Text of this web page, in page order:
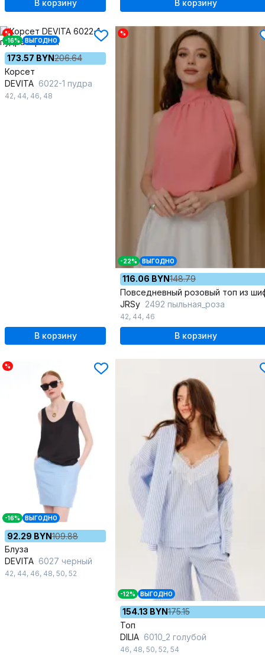
В корзину В корзину
%
-16%
ВЫГОДНО
173.57 BYN206.64
Корсет
DEVITA 6022-1 пудра
42, 44, 46, 48
В корзину
%
-22% ВЫГОДНО
116.06 BYN148.79
JRSy 2492 пыльная_роза
42, 44, 46
В корзину
%
-16% ВЫГОДНО
92.29 BYN109.88
Блуза
DEVITA 6027 черный
42, 44, 46, 48, 50, 52
-12% ВЫГОДНО
154.13 BYN175.15
Топ
DILIA 6010_2 голубой
46, 48, 50, 52, 54